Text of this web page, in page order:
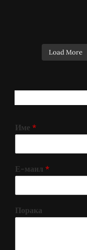
Load More
Име *
Е-маил *
Порака